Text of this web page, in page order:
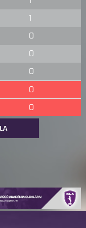
1
0
0
0
0
0